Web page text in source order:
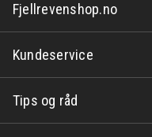
Fjellrevenshop.no
Kundeservice
Tips og råd